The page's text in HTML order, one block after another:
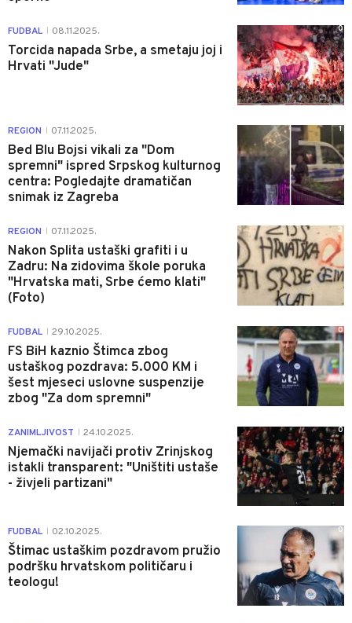
FUDBAL 08.11.2025.
Torcida napada Srbe, a smetaju joj i
Hrvati "Jude"
0
REGION 07.11.2025.
Bed Blu Bojsi vikali za "Dom
spremni" ispred Srpskog kulturnog
centra: Pogledajte dramatičan
snimak iz Zagreba
1
REGION 07.11.2025.
Nakon Splita ustaški grafiti i u
Zadru: Na zidovima škole poruka
"Hrvatska mati, Srbe ćemo klati"
(Foto)
3
FUDBAL 29.10.2025.
FS BiH kaznio Štimca zbog
ustaškog pozdrava: 5.000 KM i
šest mjeseci uslovne suspenzije
zbog "Za dom spremni"
0
ZANIMLJIVOST 24.10.2025.
Njemački navijači protiv Zrinjskog
istakli transparent: "Uništiti ustaše
- živjeli partizani"
0
FUDBAL 02.10.2025.
Štimac ustaškim pozdravom pružio
podršku hrvatskom političaru i
teologu!
0